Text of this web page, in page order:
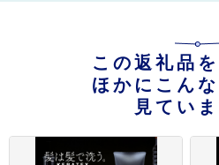
この返礼品
ほかにこん
見ていま